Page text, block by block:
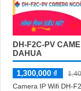
DH-F2C-PV
DAHUA
1,300,000 ₫
Camera IP Wifi DH-